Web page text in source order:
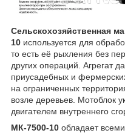
Сельскохозяйственная
10 используется для
то есть её рыхления без
других операций. Агрегат
приусадебных и
на ограниченных
возле деревьев. Мотоблок
двигателем внутреннего
МК-7500-10 обладает